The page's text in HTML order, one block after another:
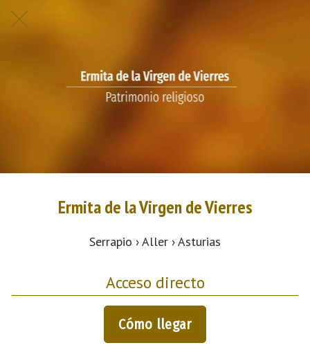
Ermita de la Virgen de Vierres
Serrapio › Aller › Asturias
Acceso directo
Cómo llegar